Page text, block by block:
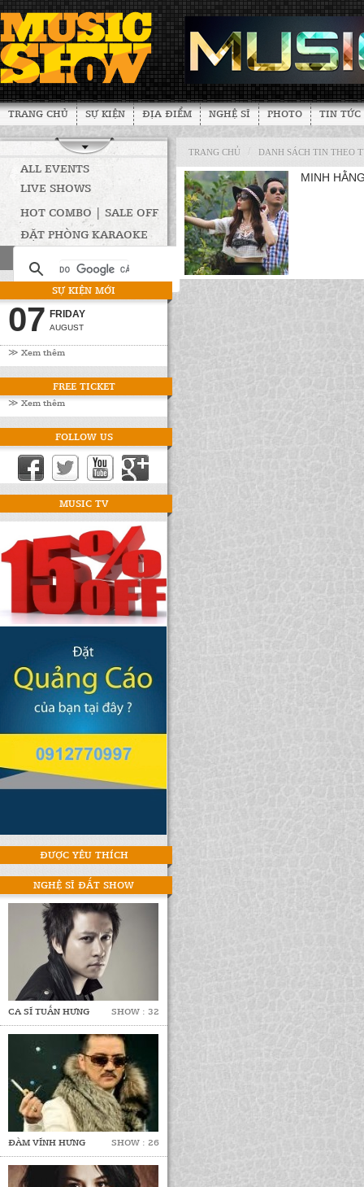
TRANG CHỦ SỰ KIỆN ĐỊA ĐIỂM NGHỆ SĨ PHOTO TIN TỨC
ALL EVENTS
LIVE SHOWS
HOT COMBO | SALE OFF
ĐẶT PHÒNG KARAOKE
SỰ KIỆN MỚI
07 FRIDAY
AUGUST
≫ Xem thêm
FREE TICKET
≫ Xem thêm
FOLLOW US
MUSIC TV
ĐƯỢC YÊU THÍCH
NGHỆ SĨ ĐẮT SHOW
CA SĨ TUẤN HƯNG SHOW : 32
ĐÀM VĨNH HƯNG SHOW : 26
TRANG CHỦ / DANH SÁCH TIN THEO
MINH